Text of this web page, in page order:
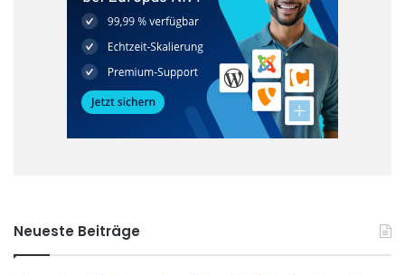
Neueste Beiträge